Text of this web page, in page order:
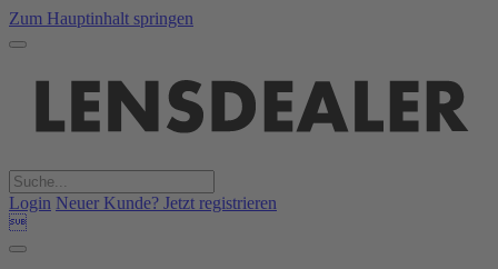
Zum Hauptinhalt springen
Login Neuer Kunde? Jetzt registrieren
